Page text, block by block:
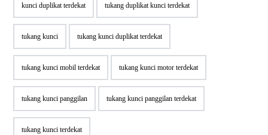
kunci duplikat terdekat tukang duplikat kunci terdekat
tukang kunci tukang kunci duplikat terdekat
tukang kunci mobil terdekat tukang kunci motor terdekat
tukang kunci panggilan tukang kunci panggilan terdekat
tukang kunci terdekat